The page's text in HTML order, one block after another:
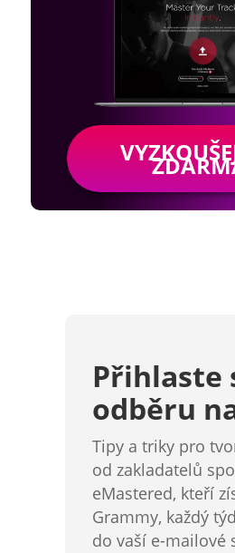
Přihlaste
odběru
Tipy a triky pro
od zakladatelů
eMastered, kteří
Grammy, každý
do vaší e-mailové